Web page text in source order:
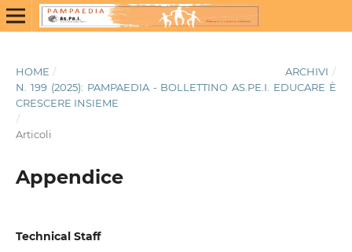
HOME / ARCHIVI /
N. 199 (2025): PAMPAEDIA - BOLLETTINO AS.PE.I. EDUCARE È
CRESCERE INSIEME
/
Articoli
Appendice
Technical Staff